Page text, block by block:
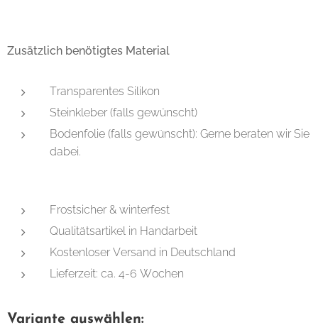
Zusätzlich benötigtes Material
Transparentes Silikon
Steinkleber (falls gewünscht)
Bodenfolie (falls gewünscht): Gerne beraten wir Sie
dabei.
Frostsicher & winterfest
Qualitätsartikel in Handarbeit
Kostenloser Versand in Deutschland
Lieferzeit: ca. 4-6 Wochen
Variante auswählen: